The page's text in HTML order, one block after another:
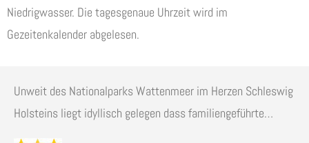
Niedrigwasser. Die tagesgenaue Uhrzeit wird im
Gezeitenkalender abgelesen.
Unweit des Nationalparks Wattenmeer im Herzen Schleswig
Holsteins liegt idyllisch gelegen dass familiengeführte…